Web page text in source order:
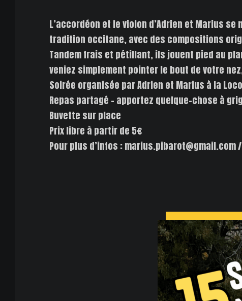
L’accordéon et le violon d’Adrien et Marius
tradition occitane, avec des compositions
Tandem frais et pétillant, ils jouent pied au
veniez simplement pointer le bout de votre
Soirée organisée par Adrien et Marius à la
Repas partagé – apportez quelque-chose à
Buvette sur place
Prix libre à partir de 5€
Pour plus d’infos : marius.pibarot@gmail.com